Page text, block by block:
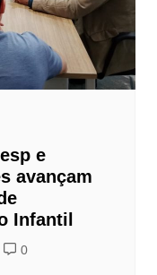
e
avançam
Infantil
0